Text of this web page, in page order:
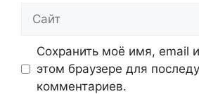
Сайт
Сохранить моё имя, email
этом браузере для
комментариев.